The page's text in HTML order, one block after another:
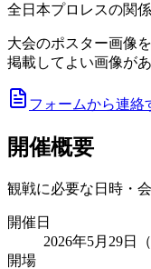
全日本プロレスの関
大会のポスター画像
掲載してよい画像が
フォームから連絡
開催概要
観戦に必要な日時・
開催日
2026年5月29日（
開場